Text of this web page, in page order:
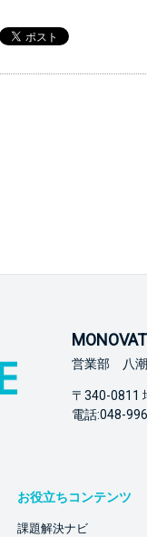
営業部 八
〒340-0811
電話:048-
お役立ちコンテンツ
課題解決ナビ